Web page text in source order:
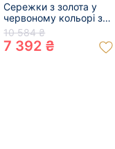
Сережки з золота у
червоному кольорі з
цирконом 01-200311012
10 584 ₴
7 392 ₴